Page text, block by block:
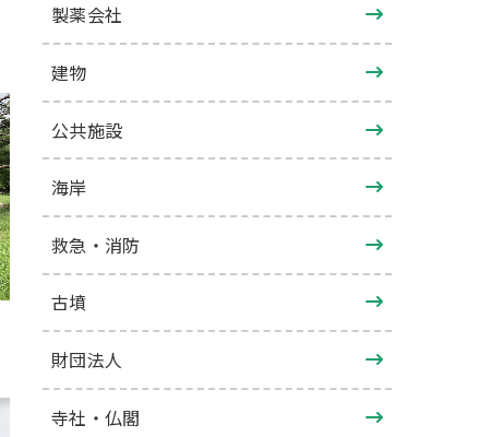
製薬会社
建物
公共施設
海岸
救急・消防
古墳
財団法人
寺社・仏閣